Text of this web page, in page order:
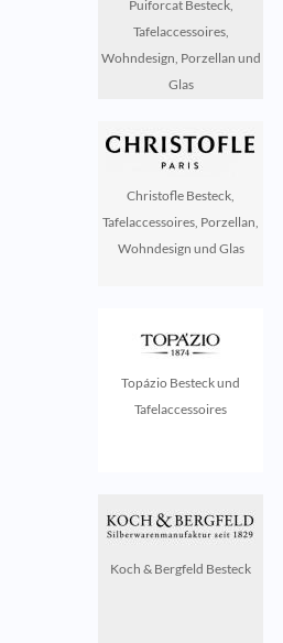
Puiforcat Besteck,
Tafelaccessoires,
Wohndesign, Porzellan und
Glas
Christofle Besteck,
Tafelaccessoires, Porzellan,
Wohndesign und Glas
Topázio Besteck und
Tafelaccessoires
Koch & Bergfeld Besteck